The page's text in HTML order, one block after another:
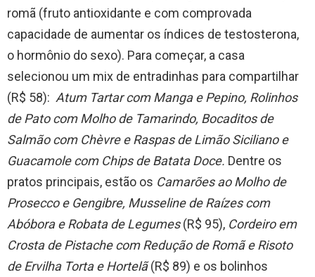
romã (fruto antioxidante e com comprovada
capacidade de aumentar os índices de testosterona,
o hormônio do sexo). Para começar, a casa
selecionou um mix de entradinhas para compartilhar
(R$ 58): Atum Tartar com Manga e Pepino, Rolinhos
de Pato com Molho de Tamarindo, Bocaditos de
Salmão com Chèvre e Raspas de Limão Siciliano e
Guacamole com Chips de Batata Doce. Dentre os
pratos principais, estão os Camarões ao Molho de
Prosecco e Gengibre, Musseline de Raízes com
Abóbora e Robata de Legumes(R$ 95), Cordeiro em
Crosta de Pistache com Redução de Romã e Risoto
de Ervilha Torta e Hortelã(R$ 89) e os bolinhos